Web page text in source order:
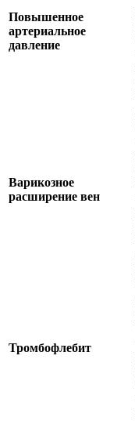
Повышенное
артериальное
давление
Варикозное
расширение вен
Тромбофлебит